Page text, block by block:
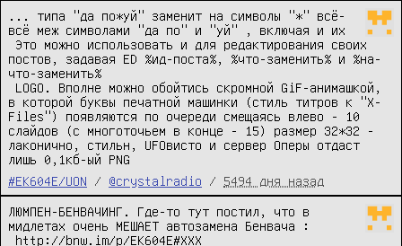
... типа "да по*уй" заменит на символы "*" всё-
всё меж символами "да по" и "уй" , включая и их
постов, задавая ED %ид-поста%, %что-заменить% и %на-
что-заменить%
в которой буквы печатной машинки (стиль титров к "X-
Files") появляются по очереди смещаясь влево - 10
слайдов (с многоточьем в конце - 15) размер 32*32 -
лаконично, стильн, UFOвисто и сервер Oперы отдаст
лишь 0,1кб-ый PNG
#EK604E/UON
/ @crystalradio / 5494 дня назад
ЛЮМПЕН-БЕНВАЧИНГ. Где-то тут постил, что в
мидлетах очень МЕШАЕТ автозамена Бенвача :